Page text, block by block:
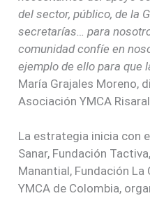
del sector, público, de la
secretarías… para
comunidad confíe en
ejemplo de ello para que
María Grajales Moreno,
Asociación YMCA
La estrategia inicia con
Sanar, Fundación
Manantial, Fundación
YMCA de Colombia,